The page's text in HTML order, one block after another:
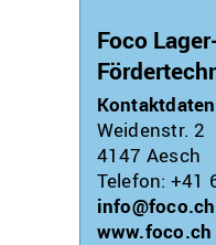
Foco
Kontaktdaten
Weidenstr. 2
4147 Aesch
Telefon: +41
info@foco.ch
www.foco.ch